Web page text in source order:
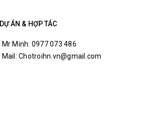
DỰ ÁN & HỢP TÁC
Mr Minh: 0977 073 486
Mail: Chotroihn.vn@gmail.com